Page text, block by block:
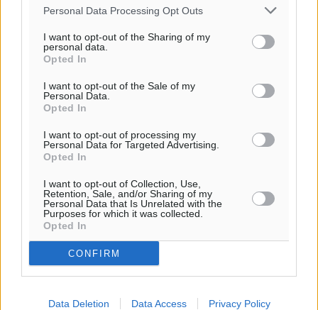
Personal Data Processing Opt Outs
I want to opt-out of the Sharing of my
personal data.
Opted In
I want to opt-out of the Sale of my
Personal Data.
Opted In
I want to opt-out of processing my
Personal Data for Targeted Advertising.
Opted In
I want to opt-out of Collection, Use,
Retention, Sale, and/or Sharing of my
Personal Data that Is Unrelated with the
Purposes for which it was collected.
Opted In
CONFIRM
Data Deletion Data Access Privacy Policy